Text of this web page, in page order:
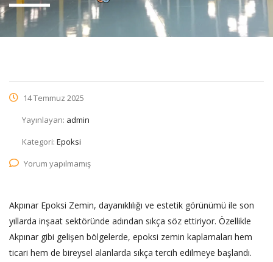
14 Temmuz 2025
Yayınlayan: admin
Kategori: Epoksi
Yorum yapılmamış
Akpınar Epoksi Zemin, dayanıklılığı ve estetik görünümü ile son
yıllarda inşaat sektöründe adından sıkça söz ettiriyor. Özellikle
Akpınar gibi gelişen bölgelerde, epoksi zemin kaplamaları hem
ticari hem de bireysel alanlarda sıkça tercih edilmeye başlandı.